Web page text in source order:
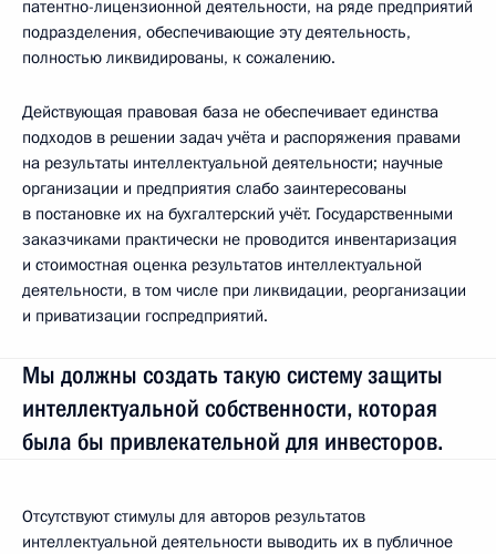
патентно-лицензионной деятельности, на ряде предприятий
подразделения, обеспечивающие эту деятельность,
полностью ликвидированы, к сожалению.
Действующая правовая база не обеспечивает единства
подходов в решении задач учёта и распоряжения правами
на результаты интеллектуальной деятельности; научные
организации и предприятия слабо заинтересованы
в постановке их на бухгалтерский учёт. Государственными
заказчиками практически не проводится инвентаризация
и стоимостная оценка результатов интеллектуальной
деятельности, в том числе при ликвидации, реорганизации
и приватизации госпредприятий.
Мы должны создать такую систему защиты
интеллектуальной собственности, которая
была бы привлекательной для инвесторов.
Отсутствуют стимулы для авторов результатов
интеллектуальной деятельности выводить их в публичное